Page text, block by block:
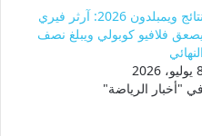
نتائج ويمبلدون 2026: آرثر فيري
يصعق فلافيو كوبولي ويبلغ نصف
النهائي
2026
في "أخبار الرياضة"